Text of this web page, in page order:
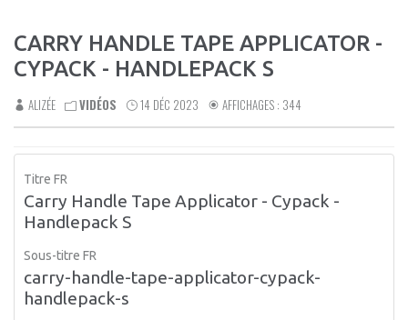
CARRY HANDLE TAPE APPLICATOR -
CYPACK - HANDLEPACK S
ALIZÉE VIDÉOS 14 DÉC 2023 AFFICHAGES : 344
Titre FR
Carry Handle Tape Applicator - Cypack -
Handlepack S
Sous-titre FR
carry-handle-tape-applicator-cypack-
handlepack-s